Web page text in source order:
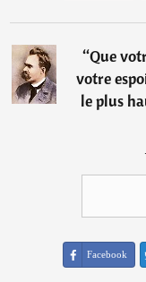
“Que
votre
le plus
Facebook